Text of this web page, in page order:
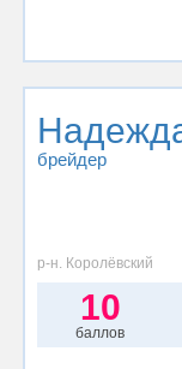
брейдер
р-н. Королёвский
10
баллов